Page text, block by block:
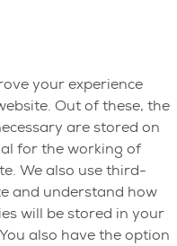
your experience
Out of these, the
are stored on
for the working of
We also use third-
and understand how
will be stored in your
also have the option